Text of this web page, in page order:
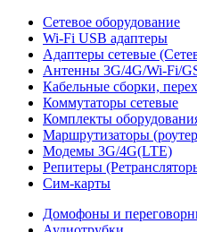
Сетевое оборудование
Wi-Fi USB адаптеры
Адаптеры сетевые
Антенны 3G/4G/Wi-Fi/
Кабельные сборки,
Коммутаторы сетевые
Комплекты
Маршрутизаторы
Модемы 3G/4G(LTE)
Репитеры
Сим-карты
Домофоны и